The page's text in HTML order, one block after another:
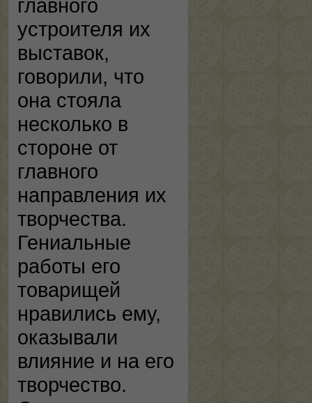
главного
устроителя их
выставок,
говорили, что
она стояла
несколько в
стороне от
главного
направления их
творчества.
Гениальные
работы его
товарищей
нравились ему,
оказывали
влияние и на его
творчество.